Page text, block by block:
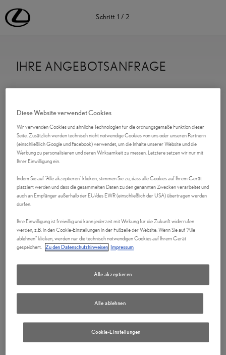
Schritt 1 /2
IHRE ANGEBOTSANFRAGE
Firma*
E-Mail*
Diese Website verwendet Cookies
Wir verwenden Cookies und ähnliche Technologien für die ordnungsgemäße Funktion dieser
Seite. Zusätzlich werden technisch nicht notwendige Cookies von uns oder unseren Partnern
(einschließlich Google und Facebook) verwendet, um die Inhalte unserer Website und die
Werbung zu personalisieren und deren Wirksamkeit zu messen. Letztere setzen wir nur mit
Ihrer Einwilligung ein.
Indem Sie auf "Alle akzeptieren" klicken, stimmen Sie zu, dass alle Cookies auf Ihrem Gerät
platziert werden und dass die gesammelten Daten zu den genannten Zwecken verarbeitet und
auch an Empfänger außerhalb der EU/des EWR (einschließlich der USA) übertragen werden
dürfen.
Ihre Einwilligung ist freiwillig und kann jederzeit mit Wirkung für die Zukunft widerrufen
werden, z.B. in den Cookie-Einstellungen in der Fußzeile der Website. Wenn Sie auf "Alle
ablehnen" klicken, werden nur die technisch notwendigen Cookies auf Ihrem Gerät
gespeichert. Zu den Datenschutzhinweisen Impressum
Cookie-Einstellungen
Alle ablehnen
Alle akzeptieren
Lexus Deutschland | Lexus Automobile | Lexus